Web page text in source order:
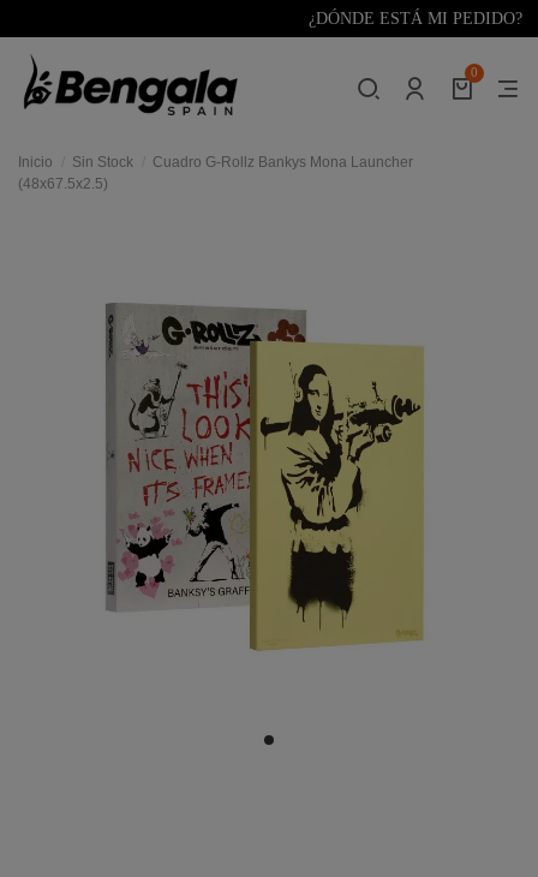
¿DÓNDE ESTÁ MI PEDIDO?
0
Inicio Sin Stock
Cuadro G-Rollz Bankys Mona Launcher
(48x67.5x2.5)